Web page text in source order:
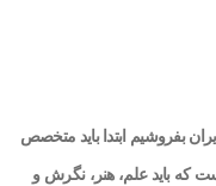
بفروشیم ابتدا باید متخصص
باید علم، هنر، نگرش و